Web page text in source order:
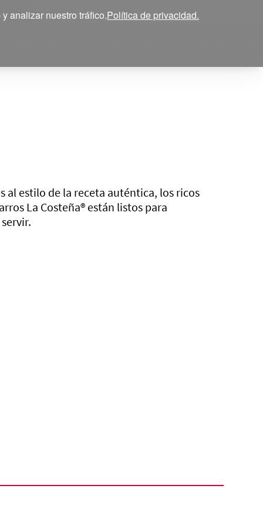
analizar nuestro tráfico.Política de privacidad.
ESP
y Ética
al estilo de la receta auténtica, los ricos
La Costeña®están listos para